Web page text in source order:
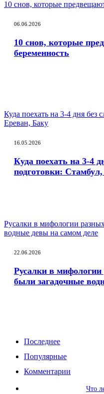
10 снов, которые
06.06.2026
10 снов, которые
беременность
Куда поехать на 3-4 дня без
Ереван, Баку
16.05.2026
Куда поехать на 3-4
подготовки:
Русалки в мифологии
водные девы на самом деле
22.06.2026
Русалки в
были загадочные
Последнее
Популярные
Комментарии
Что